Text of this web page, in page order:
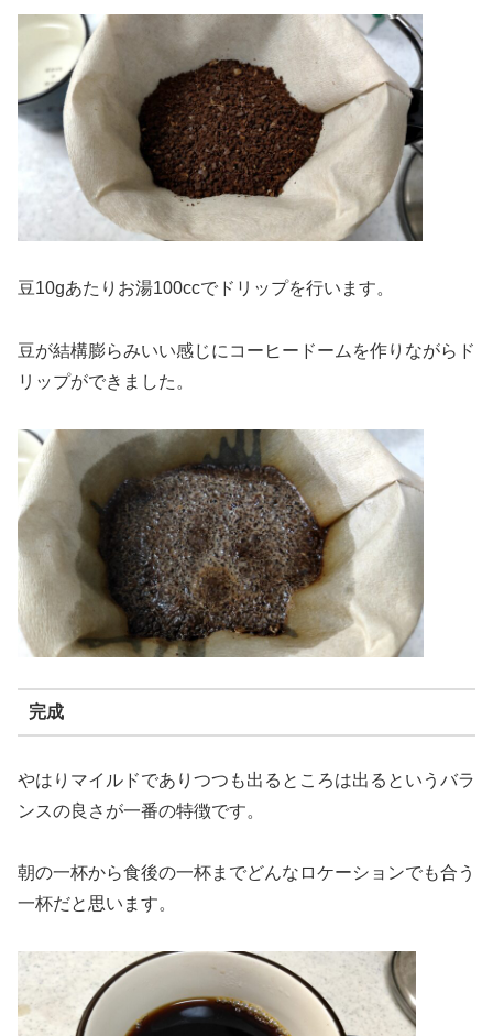
豆10gあたりお湯100ccでドリップを行います。
豆が結構膨らみいい感じにコーヒードームを作りながらド
リップができました。
完成
やはりマイルドでありつつも出るところは出るというバラ
ンスの良さが一番の特徴です。
朝の一杯から食後の一杯までどんなロケーションでも合う
一杯だと思います。